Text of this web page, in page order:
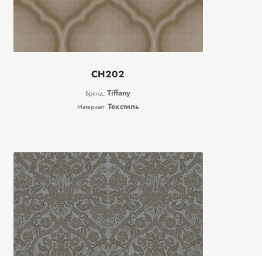
CH202
Бренд:Tiffany
Материал: Текстиль